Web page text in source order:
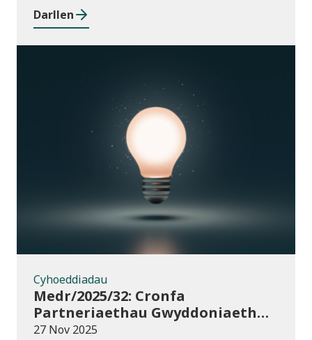
Darllen
Cyhoeddiadau
Cyhoeddiadau
Medr/2025/32: Cronfa
Partneriaethau Gwyddoniaeth
Rhyngwladol (ISPF) 2025-26
27 Nov 2025